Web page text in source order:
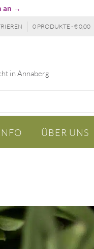
an →
0 PRODUKTE - € 0,00
in Annaberg
ÜBER UNS